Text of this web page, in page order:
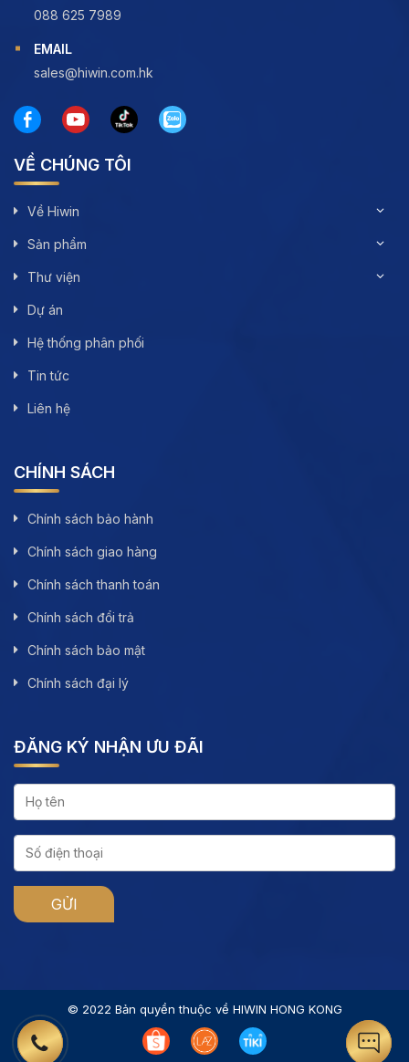
088 625 7989
EMAIL
sales@hiwin.com.hk
VỀ CHÚNG TÔI
Về Hiwin
Sản phẩm
Thư viện
Dự án
Hệ thống phân phối
Tin tức
Liên hệ
CHÍNH SÁCH
Chính sách bảo hành
Chính sách giao hàng
Chính sách thanh toán
Chính sách đổi trả
Chính sách bảo mật
Chính sách đại lý
ĐĂNG KÝ NHẬN ƯU ĐÃI
© 2022 Bản quyền thuộc về HIWIN HONG KONG